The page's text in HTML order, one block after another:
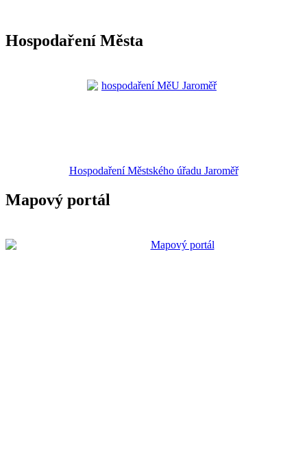
Hospodaření Města
Hospodaření Městského úřadu Jaroměř
Mapový portál